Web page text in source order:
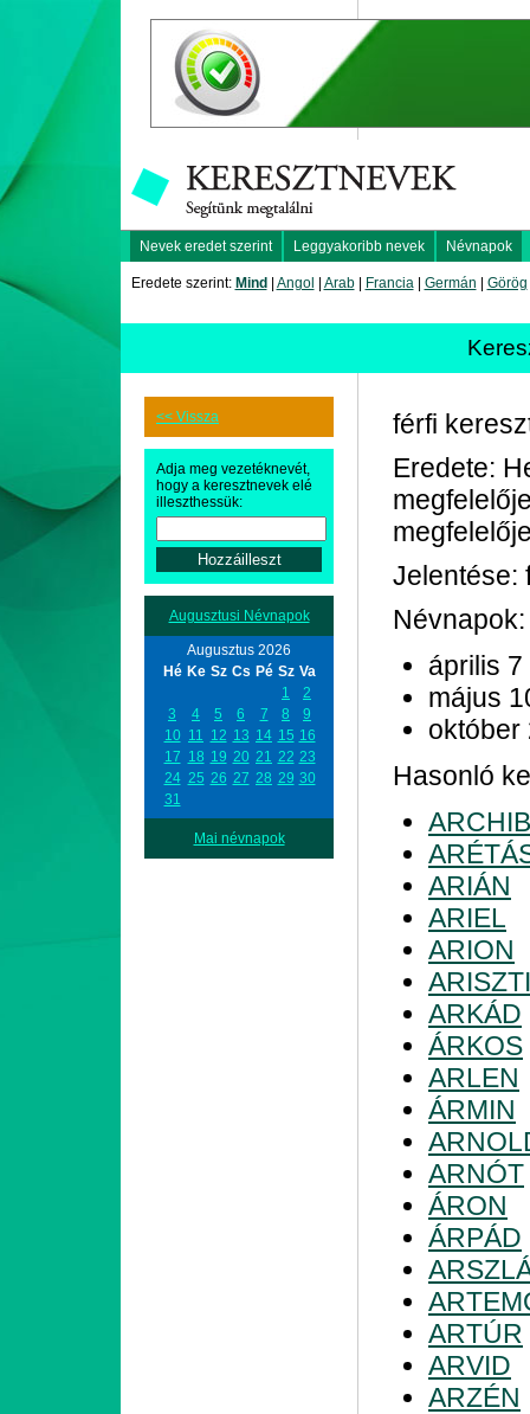
Nevek eredet szerint Leggyakoribb nevek Névnapok
Eredete szerint: Mind Angol Arab| Francia| Germán Görög
<< Vissza
Adja meg vezetéknevét,
hogy a keresztnevek elé
illeszthessük:
Augusztusi Névnapok
Augusztus 2026
Hé Ke Sz Cs Pé Sz Va
1
2
3
4 5 6 7 8
9
10 11 12 13 14 15 16
17 18 19 20 21 22 23
24 25 26 27 28 29 30
31
Mai névnapok
férfi
Eredete:
Jelentése:
Névnapok:
április 7
május
október
Hasonló
ARIÁN
ARIEL
ARION
ARKÁD
ÁRKOS
ARLEN
ÁRMIN
ARNÓT
ÁRON
ÁRPÁD
ARTÚR
ARVID
ARZÉN